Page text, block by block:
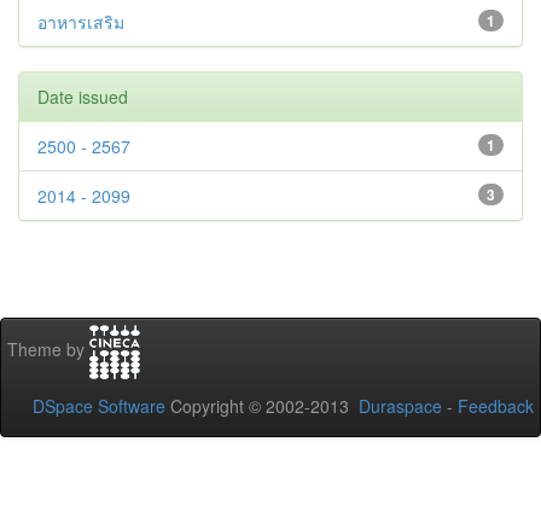
1
อาหารเสริม
Date issued
1
2500 - 2567
3
2014 - 2099
Theme by
DSpace Software Copyright © 2002-2013 Duraspace - Feedback